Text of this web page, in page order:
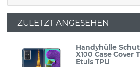
ZULETZT ANGESEHEN
Handyhülle
X100 Case Cover
Etuis TPU